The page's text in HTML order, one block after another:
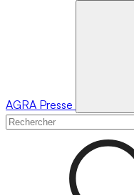
AGRA Presse